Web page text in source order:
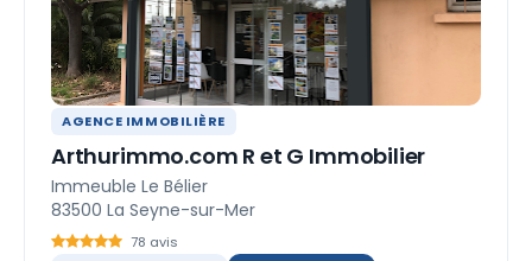
AGENCE IMMOBILIÈRE
Arthurimmo.com R et G Immobilier
Immeuble Le Bélier
83500 La Seyne-sur-Mer
78 avis